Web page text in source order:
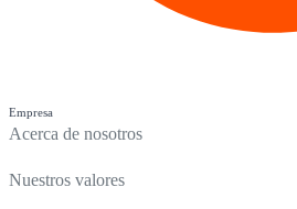
Empresa
Acerca de nosotros
Nuestros valores